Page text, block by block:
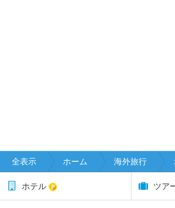
全表示 ホーム 海外旅行
ホテル ツア